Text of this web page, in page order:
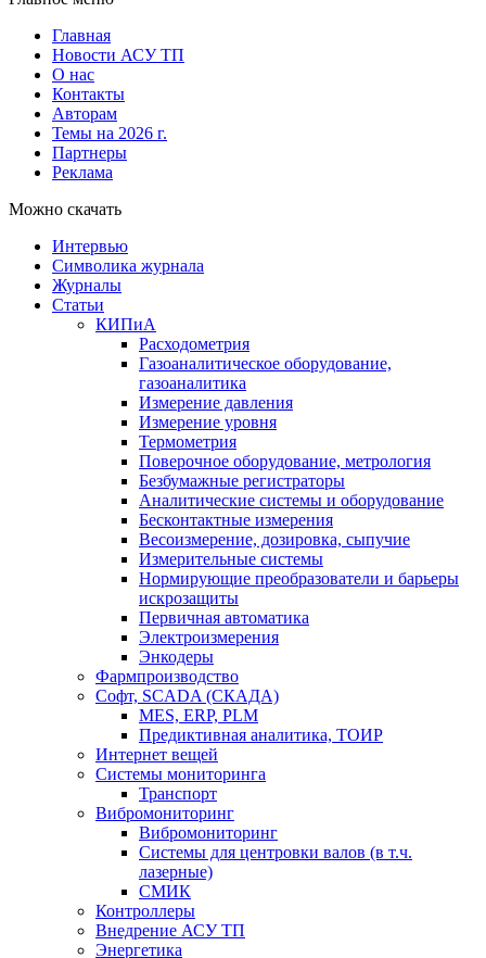
Главная
Новости АСУ ТП
О нас
Контакты
Авторам
Темы на 2026 г.
Партнеры
Реклама
Можно скачать
Интервью
Символика журнала
Журналы
Статьи
КИПиА
Расходометрия
Газоаналитическое оборудование,
газоаналитика
Измерение давления
Измерение уровня
Термометрия
Поверочное оборудование, метрология
Безбумажные регистраторы
Аналитические системы и оборудование
Бесконтактные измерения
Весоизмерение, дозировка, сыпучие
Измерительные системы
Нормирующие преобразователи и барьеры
искрозащиты
Первичная автоматика
Электроизмерения
Энкодеры
Фармпроизводство
Софт, SCADA (СКАДА)
MES, ERP, PLM
Предиктивная аналитика, ТОИР
Интернет вещей
Системы мониторинга
Транспорт
Вибромониторинг
Вибромониторинг
Системы для центровки валов (в т.ч.
лазерные)
СМИК
Контроллеры
Внедрение АСУ ТП
Энергетика